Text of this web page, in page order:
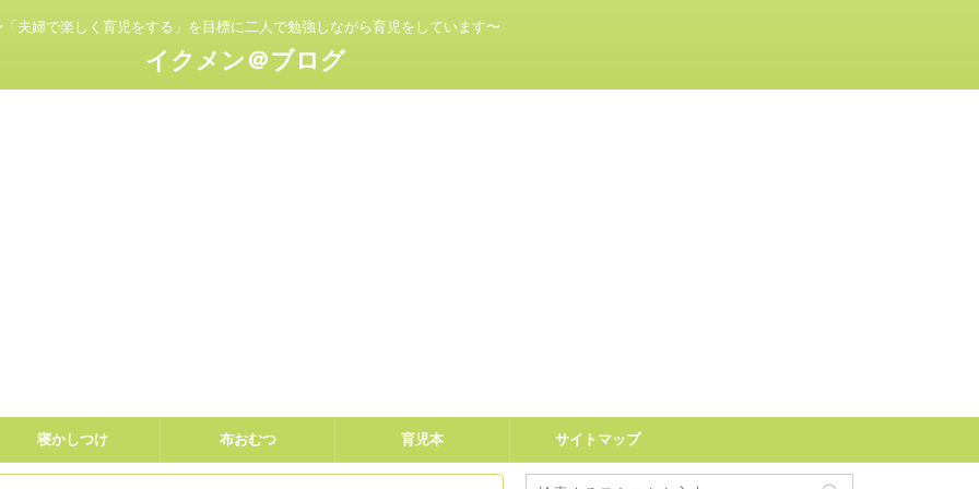
「夫婦で楽しく育児をする」を目標に二人で勉強しながら育児をしています〜
イクメン＠ブログ
寝かしつけ 布おむつ 育児本 サイトマップ